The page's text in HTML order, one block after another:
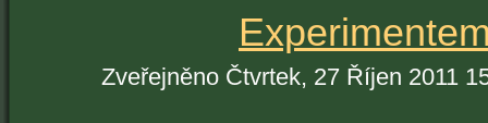
Zveřejněno Čtvrtek, 27 Říjen 2011